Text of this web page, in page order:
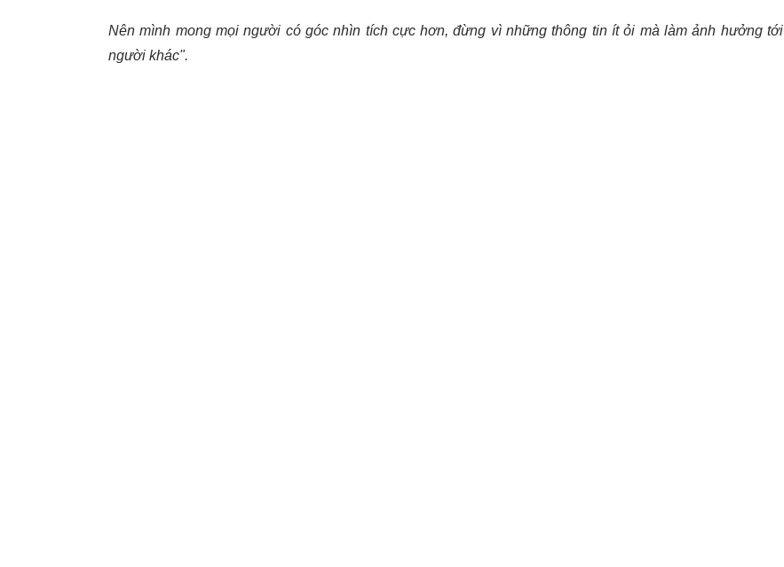
Nên mình mong mọi người có góc nhìn tích cực hơn, đừng vì những thông tin ít ỏi mà làm ảnh hưởng tới
người khác".